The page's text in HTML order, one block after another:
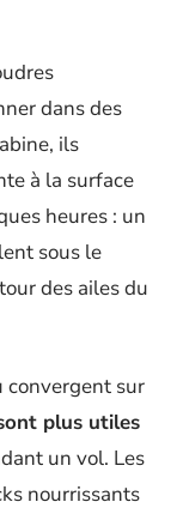
dans des
ils
à la surface
heures : un
sous le
des ailes du
convergent sur
plus utiles
un vol. Les
nourrissants